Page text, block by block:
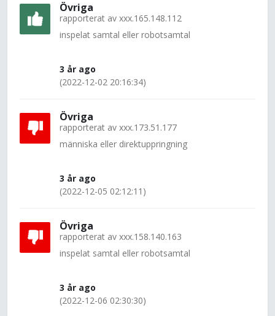
Övriga
rapporterat av xxx.165.148.112
inspelat samtal eller robotsamtal
3 år ago
(2022-12-02 20:16:34)
Övriga
rapporterat av xxx.173.51.177
människa eller direktuppringning
3 år ago
(2022-12-05 02:12:11)
Övriga
rapporterat av xxx.158.140.163
inspelat samtal eller robotsamtal
3 år ago
(2022-12-06 02:30:30)